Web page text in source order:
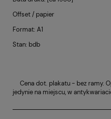
Offset / papier
Format: A1
Stan: bdb
Cena dot. plakatu - bez ramy.
jedynie na miejscu, w